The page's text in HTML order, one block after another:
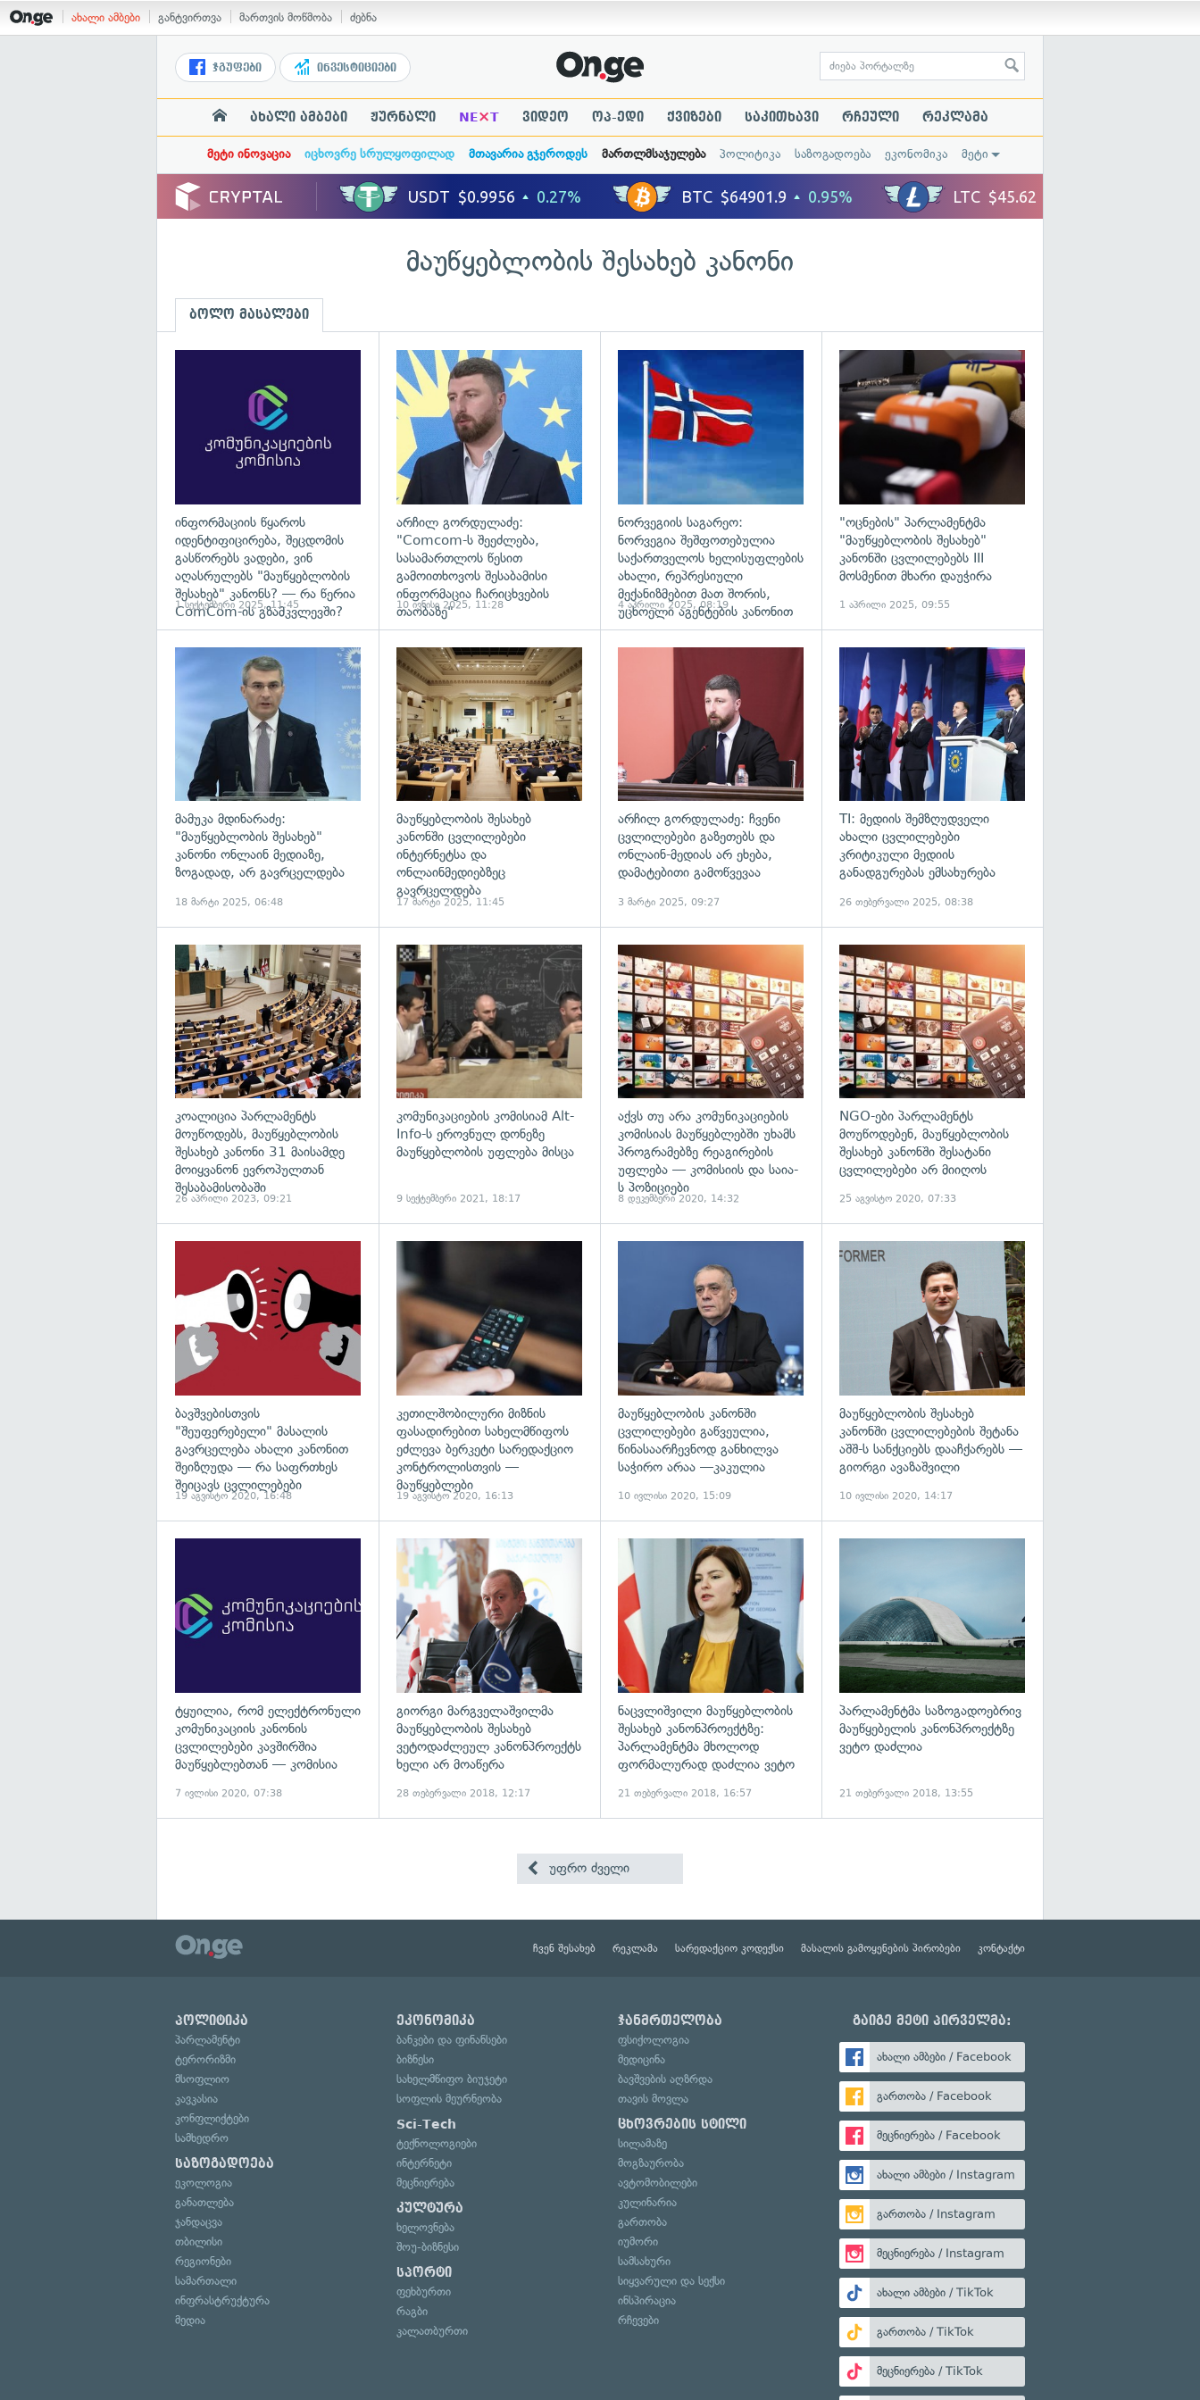
ახალი ამბები განტვირთვა მართვის მოწმობა ძებნა
ჯგუფები ინვესტიციები
ახალი ამბები ჟურნალი NE×T ვიდეო ოპ-ედი ქვიზები საკითხავი რჩეული რეკლამა
მეტი ინოვაცია იცხოვრე სრულყოფილად მთავარია გჯეროდეს მართლმსაჯულება პოლიტიკა საზოგადოება ეკონომიკა მეტი
მაუწყებლობის შესახებ კანონი
ბოლო მასალები
გადახედვა
ინფორმაციის წყაროს
იდენტიფიცირება, შეცდომის
გასწორებს ვადები, ვინ
აღასრულებს "მაუწყებლობის
შესახებ" კანონს? — რა წერია
ComCom-ის გზამკვლევში?
1 სექტემბერი 2025, 11:45
გადახედვა
არჩილ გორდულაძე:
"Comcom-ს შეეძლება,
სასამართლოს წესით
გამოითხოვოს შესაბამისი
ინფორმაცია ჩარიცხვების
თაობაზე"
10 ივნისი 2025, 11:28
გადახედვა
ნორვეგიის საგარეო:
ნორვეგია შეშფოთებულია
საქართველოს ხელისუფლების
ახალი, რეპრესიული
მექანიზმებით მათ შორის,
უცხოელი აგენტების კანონით
4 აპრილი 2025, 08:19
"ოცნების" პარლამენტმა
"მაუწყებლობის შესახებ"
კანონში ცვლილებებს III
მოსმენით მხარი დაუჭირა
1 აპრილი 2025, 09:55
გადახედვა
მამუკა მდინარაძე:
"მაუწყებლობის შესახებ"
კანონი ონლაინ მედიაზე,
ზოგადად, არ გავრცელდება
18 მარტი 2025, 06:48
მაუწყებლობის შესახებ
კანონში ცვლილებები
ინტერნეტსა და
ონლაინმედიებზეც
გავრცელდება
17 მარტი 2025, 11:45
გადახედვა
არჩილ გორდულაძე: ჩვენი
ცვლილებები გაზეთებს და
ონლაინ-მედიას არ ეხება,
დამატებითი გამოწვევაა
3 მარტი 2025, 09:27
TI: მედიის შემზღუდველი
ახალი ცვლილებები
კრიტიკული მედიის
განადგურებას ემსახურება
26 თებერვალი 2025, 08:38
გადახედვა
კოალიცია პარლამენტს
მოუწოდებს, მაუწყებლობის
შესახებ კანონი 31 მაისამდე
მოიყვანონ ევროპულთან
შესაბამისობაში
26 აპრილი 2023, 09:21
გადახედვა
კომუნიკაციების კომისიამ Alt-
Info-ს ეროვნულ დონეზე
მაუწყებლობის უფლება მისცა
9 სექტემბერი 2021, 18:17
გადახედვა
აქვს თუ არა კომუნიკაციების
კომისიას მაუწყებლებში უხამს
პროგრამებზე რეაგირების
უფლება — კომისიის და საია-
ს პოზიციები
8 დეკემბერი 2020, 14:32
NGO-ები პარლამენტს
მოუწოდებენ, მაუწყებლობის
შესახებ კანონში შესატანი
ცვლილებები არ მიიღოს
25 აგვისტო 2020, 07:33
ბავშვებისთვის
"შეუფერებელი" მასალის
გავრცელება ახალი კანონით
შეიზღუდა — რა საფრთხეს
შეიცავს ცვლილებები
19 აგვისტო 2020, 16:48
კეთილშობილური მიზნის
ფასადირებით სახელმწიფოს
ეძლევა ბერკეტი სარედაქციო
კონტროლისთვის —
მაუწყებლები
19 აგვისტო 2020, 16:13
გადახედვა
მაუწყებლობის კანონში
ცვლილებები გაწვეულია,
წინასაარჩევნოდ განხილვა
საჭირო არაა —კაკულია
10 ივლისი 2020, 15:09
მაუწყებლობის შესახებ
კანონში ცვლილებების შეტანა
აშშ-ს სანქციებს დააჩქარებს —
გიორგი ავაზაშვილი
10 ივლისი 2020, 14:17
გადახედვა
ტყუილია, რომ ელექტრონული
კომუნიკაციის კანონის
ცვლილებები კავშირშია
მაუწყებლებთან — კომისია
7 ივლისი 2020, 07:38
გადახედვა
გიორგი მარგველაშვილმა
მაუწყებლობის შესახებ
ვეტოდაძლეულ კანონპროექტს
ხელი არ მოაწერა
28 თებერვალი 2018, 12:17
ნაცვლიშვილი მაუწყებლობის
შესახებ კანონპროექტზე:
პარლამენტმა მხოლოდ
ფორმალურად დაძლია ვეტო
21 თებერვალი 2018, 16:57
პარლამენტმა საზოგადოებრივ
მაუწყებელის კანონპროექტზე
ვეტო დაძლია
21 თებერვალი 2018, 13:55
უფრო ძველი
ჩვენ შესახებ რეკლამა სარედაქციო კოდექსი მასალის გამოყენების პირობები კონტაქტი
პოლიტიკა
პარლამენტი
ტერორიზმი
მსოფლიო
კავკასია
კონფლიქტები
სამხედრო
საზოგადოება
ეკოლოგია
განათლება
ჯანდაცვა
თბილისი
რეგიონები
სამართალი
ინფრასტრუქტურა
მედია
ეკონომიკა
ბანკები და ფინანსები
ბიზნესი
სახელმწიფო ბიუჯეტი
სოფლის მეურნეობა
Sci-Tech
ტექნოლოგიები
ინტერნეტი
მეცნიერება
კულტურა
ხელოვნება
შოუ-ბიზნესი
სპორტი
ფეხბურთი
რაგბი
კალათბურთი
ჯანმრთელობა
ფსიქოლოგია
მედიცინა
ბავშვების აღზრდა
თავის მოვლა
ცხოვრების სტილი
სილამაზე
მოგზაურობა
ავტომობილები
კულინარია
გართობა
იუმორი
სამსახური
სიყვარული და სექსი
ინსპირაცია
რჩევები
გაიგე მეტი პირველმა:
ახალი ამბები / Facebook
გართობა / Facebook
მეცნიერება / Facebook
ახალი ამბები / Instagram
გართობა / Instagram
მეცნიერება / Instagram
ახალი ამბები / TikTok
გართობა / TikTok
მეცნიერება / TikTok